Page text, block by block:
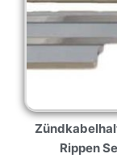
Rippen